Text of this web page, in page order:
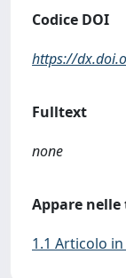
Codice DOI
https://
Fulltext
none
Appare
1.1 Articolo